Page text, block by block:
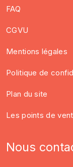
FAQ
CGVU
Mentions légales
Politique de
Plan du site
Les points de
Nous